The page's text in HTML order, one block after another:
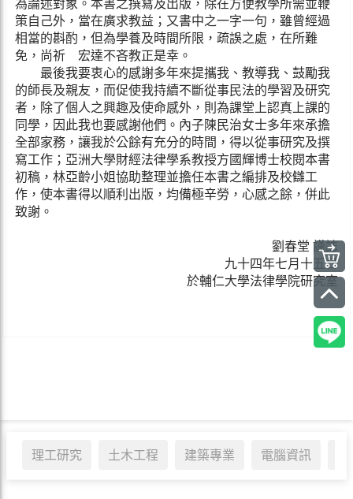
理工研究 土木工程 建築專業 電腦資訊
為論述對象。本書之撰寫及出版，除在方便教學所需並鞭
策自己外，當在廣求教益；又書中之一字一句，雖曾經過
相當的斟酌，但為學養及時間所限，疏誤之處，在所難
免，尚祈 宏達不吝教正是幸。
最後我要衷心的感謝多年來提攜我、教導我、鼓勵我
的師長及親友，而促使我持續不斷從事民法的學習及研究
者，除了個人之興趣及使命感外，則為課堂上認真上課的
同學，因此我也要感謝他們。內子陳民治女士多年來承擔
全部家務，讓我於公餘有充分的時間，得以從事研究及撰
寫工作；亞洲大學財經法律學系教授方國輝博士校閱本書
初稿，林亞齡小姐協助整理並擔任本書之編排及校讎工
作，使本書得以順利出版，均備極辛勞，心感之餘，併此
致謝。
劉春堂 謹誌
九十四年七月十五日
於輔仁大學法律學院研究室